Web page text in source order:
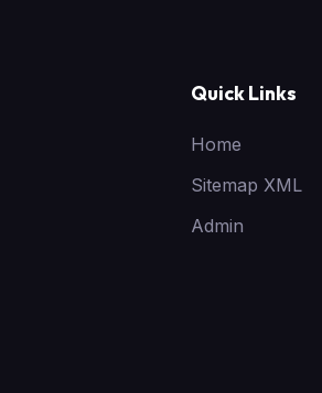
Quick Links
Home
Sitemap XML
Admin